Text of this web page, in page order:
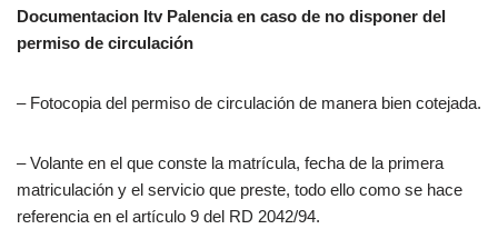
Documentacion Itv Palencia en caso de no disponer del
permiso de circulación
– Fotocopia del permiso de circulación de manera bien cotejada.
– Volante en el que conste la matrícula, fecha de la primera
matriculación y el servicio que preste, todo ello como se hace
referencia en el artículo 9 del RD 2042/94.